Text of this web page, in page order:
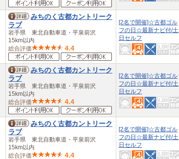
みちのく古都カントリーク
ラブ
岩手県 東北自動車道・平泉前沢
15km以内
総合評価
4.4
[2名で開催]☆古都ゴル
フの日☆最新ナビ付/土
日セルフ
みちのく古都カントリーク
ラブ
岩手県 東北自動車道・平泉前沢
15km以内
総合評価
4.4
[2名で開催]☆古都ゴル
フの日☆最新ナビ付/土
日セルフ
みちのく古都カントリーク
ラブ
岩手県 東北自動車道・平泉前沢
15km以内
総合評価
4.4
[2名で開催]☆古都ゴル
フの日☆最新ナビ付/土
日セルフ